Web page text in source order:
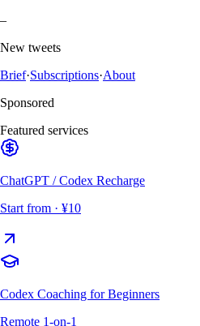
–
New tweets
Brief·Subscriptions·About
Sponsored
Featured services
ChatGPT / Codex Recharge
Start from · ¥10
Codex Coaching for Beginners
Remote 1-on-1